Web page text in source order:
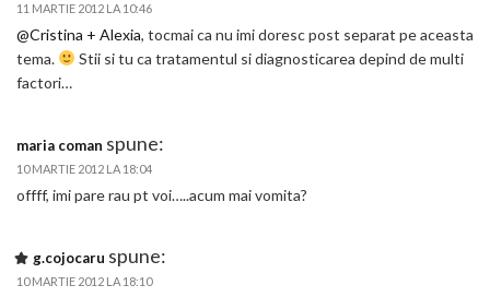
11 MARTIE 2012 LA 10:46
@Cristina + Alexia, tocmai ca nu imi doresc post separat pe aceasta
tema.
Stii si tu ca tratamentul si diagnosticarea depind de multi
factori…
maria coman spune:
10 MARTIE 2012 LA 18:04
offff, imi pare rau pt voi…..acum mai vomita?
g.cojocaru spune:
10 MARTIE 2012 LA 18:10